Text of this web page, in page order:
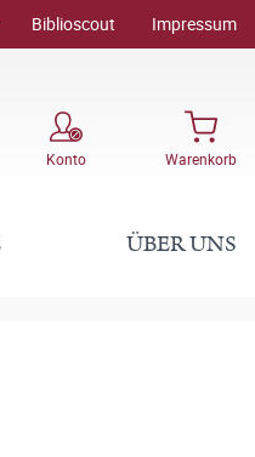
Biblioscout Impressum
Konto Warenkorb
ÜBER UNS